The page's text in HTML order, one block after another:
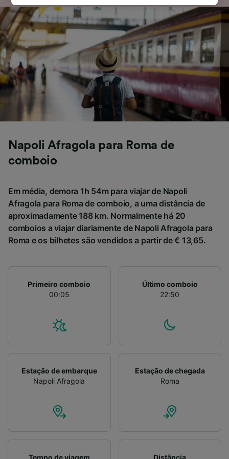
Napoli Afragola para Roma de
comboio
Em média, demora 1h 54m para viajar de Napoli
Afragola para Roma de comboio, a uma distância de
aproximadamente 188 km. Normalmente há 20
comboios a viajar diariamente de Napoli Afragola para
Roma e os bilhetes são vendidos a partir de € 13,65.
Primeiro comboio
00:05
Último comboio
22:50
Estação de embarque
Napoli Afragola
Estação de chegada
Roma
Tempo de viagem Distância
política de privacidade. Estas escolhas serão
sinalizadas aos nossos parceiros e não
afetarão os dados de navegação. Seus dados
não serão utilizados para fins de rastreamento
se você tiver pedido para não ser rastreado.
Nós e nossos parceiros processamos os
dados para fornecer:
Usar dados exatos de geolocalização.
Verificar ativamente as características do
dispositivo para identificação. Armazenar e/ou
Publicidade e conteúdo personalizados,
medição de publicidade e conteúdo, pesquisa
de público e desenvolvimento de serviços..